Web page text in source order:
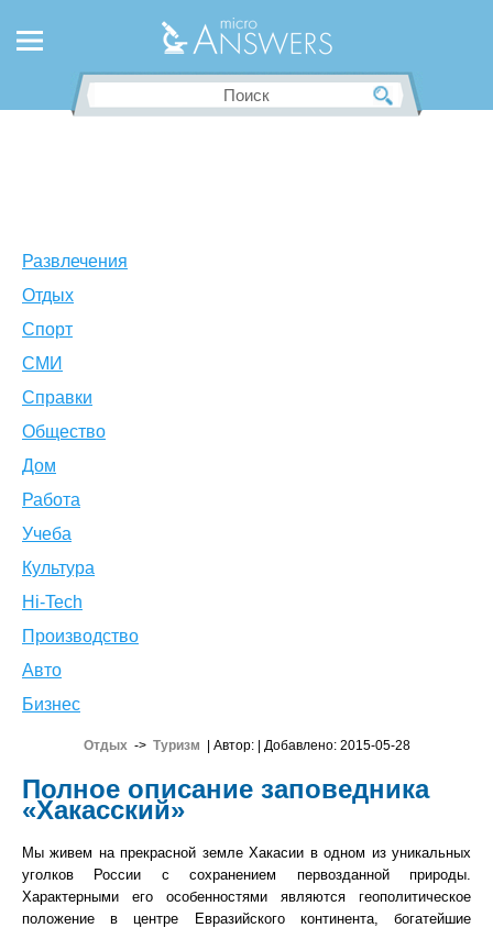
Развлечения
Отдых
Спорт
СМИ
Справки
Общество
Дом
Работа
Учеба
Культура
Hi-Tech
Производство
Авто
Бизнес
Отдых-> Туризм | Автор: | Добавлено: 2015-05-28
Полное описание заповедника
«Хакасский»
Мы живем на прекрасной земле Хакасии в одном из уникальных
уголков России с сохранением первозданной природы.
Характерными его особенностями являются геополитическое
положение в центре Евразийского континента, богатейшие